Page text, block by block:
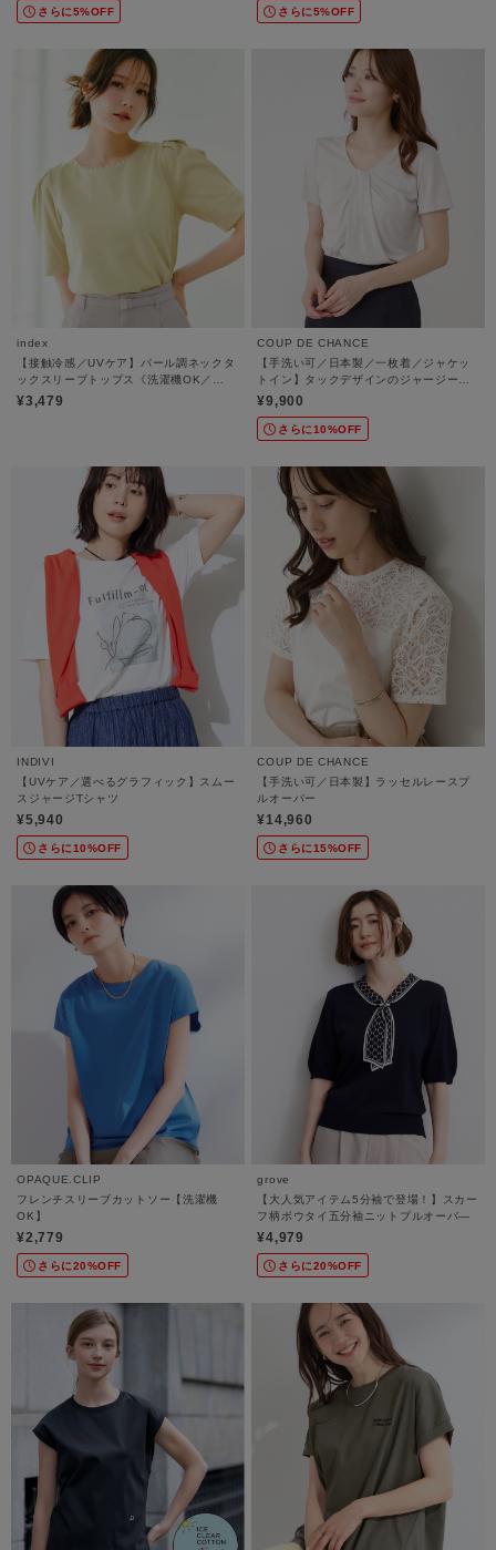
さらに5%OFF さらに5%OFF
index
【接触冷感／UVケア】パール調ネックタ
ックスリーブトップス《洗濯機OK／
6col》
¥3,479
COUP DE CHANCE
【手洗い可／日本製／一枚着／ジャケッ
トイン】タックデザインのジャージート
ップス
¥9,900
さらに10%OFF
INDIVI
【UVケア／選べるグラフィック】スムー
スジャージTシャツ
¥5,940
さらに10%OFF
COUP DE CHANCE
【手洗い可／日本製】ラッセルレースプ
ルオーバー
¥14,960
さらに15%OFF
OPAQUE.CLIP
フレンチスリーブカットソー【洗濯機
OK】
¥2,779
さらに20%OFF
grove
【大人気アイテム5分袖で登場！】スカー
フ柄ボウタイ五分袖ニットプルオーバ―
¥4,979
さらに20%OFF